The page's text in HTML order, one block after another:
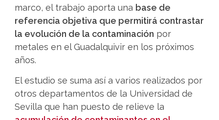
marco, el trabajo aporta una base de
referencia objetiva que permitirá contrastar
la evolución de la contaminación por
metales en el Guadalquivir en los próximos
años.
El estudio se suma así a varios realizados por
otros departamentos de la Universidad de
Sevilla que han puesto de relieve la